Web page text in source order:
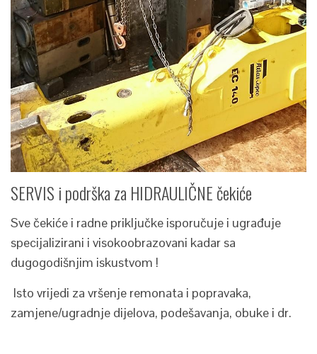
SERVIS i podrška za HIDRAULIČNE čekiće
Sve čekiće i radne priključke isporučuje i ugrađuje
specijalizirani i visokoobrazovani kadar sa
dugogodišnjim iskustvom !
Isto vrijedi za vršenje remonata i popravaka,
zamjene/ugradnje dijelova, podešavanja, obuke i dr.